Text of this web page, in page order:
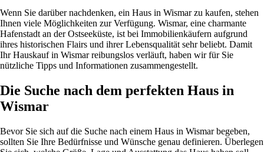
Wenn Sie darüber nachdenken, ein Haus in Wismar zu kaufen, stehen
Ihnen viele Möglichkeiten zur Verfügung. Wismar, eine charmante
Hafenstadt an der Ostseeküste, ist bei Immobilienkäufern aufgrund
ihres historischen Flairs und ihrer Lebensqualität sehr beliebt. Damit
Ihr Hauskauf in Wismar reibungslos verläuft, haben wir für Sie
nützliche Tipps und Informationen zusammengestellt.
Die Suche nach dem perfekten Haus in
Wismar
Bevor Sie sich auf die Suche nach einem Haus in Wismar begeben,
sollten Sie Ihre Bedürfnisse und Wünsche genau definieren. Überlegen